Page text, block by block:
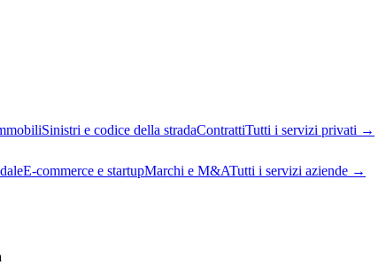
Sinistri e codice della stradaContrattiTutti i servizi privati →
E-commerce e startupMarchi e M&ATutti i servizi aziende →